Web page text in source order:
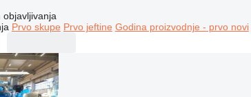
objavljivanja
Prvo skupe Prvo jeftine Godina proizvodnje - prvo novi